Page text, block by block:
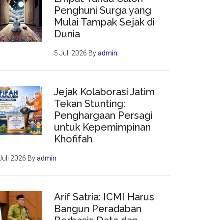
Penghuni Surga yang
Mulai Tampak Sejak di
Dunia
5 Juli 2026 Byadmin
Jejak Kolaborasi Jatim
Tekan Stunting:
Penghargaan Persagi
untuk Kepemimpinan
Khofifah
2026 Byadmin
Arif Satria: ICMI Harus
Bangun Peradaban